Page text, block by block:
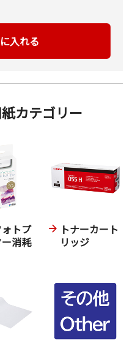
カテゴリー
トプ
消耗
トナーカート
リッジ